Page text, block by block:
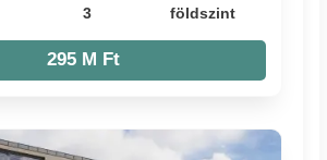
3 földszint
295 M Ft